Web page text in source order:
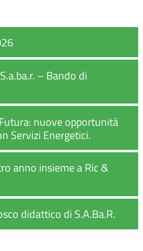
– Bando di
nuove opportunità
Servizi Energetici.
anno insieme a Ric &
didattico di S.A.Ba.R.